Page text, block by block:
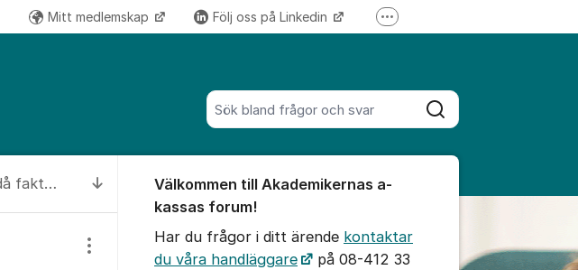
Sök bland alla inlägg
Sök
Mitt medlemskap Följ oss på Linkedin Fler supportlänkar
Till senaste kommentaren
Jag har anmält att autogiro men får ändå faktura
Visa/dölj inställningar för inlägg/kommentar
Välkommen till Akademikernas a-
kassas forum!
Har du frågor i ditt ärende kontaktar
du våra handläggare
på 08-412 33